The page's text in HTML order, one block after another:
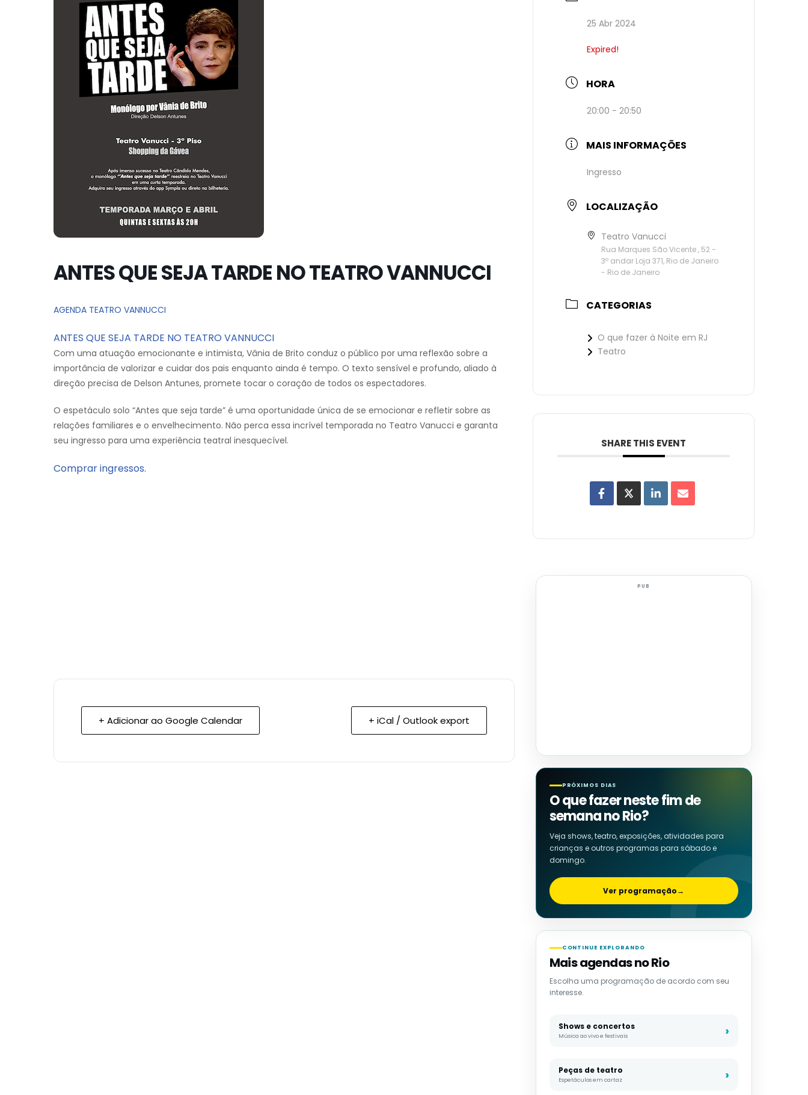
ANTES QUE SEJA TARDE NO TEATRO VANNUCCI
AGENDA TEATRO VANNUCCI
ANTES QUE SEJA TARDE NO TEATRO VANNUCCI
Com uma atuação emocionante e intimista, Vânia de Brito conduz o público por uma reflexão sobre a
importância de valorizar e cuidar dos pais enquanto ainda é tempo. O texto sensível e profundo, aliado à
direção precisa de Delson Antunes, promete tocar o coração de todos os espectadores.
O espetáculo solo “Antes que seja tarde” é uma oportunidade única de se emocionar e refletir sobre as
relações familiares e o envelhecimento. Não perca essa incrível temporada no Teatro Vanucci e garanta
seu ingresso para uma experiência teatral inesquecível.
Comprar ingressos.
+ Adicionar ao Google Calendar + iCal / Outlook export
25 Abr 2024
Expired!
HORA
20:00 - 20:50
MAIS INFORMAÇÕES
Ingresso
LOCALIZAÇÃO
Teatro Vanucci
Rua Marques São Vicente , 52 -
3º andar Loja 371, Rio de Janeiro
- Rio de Janeiro
CATEGORIAS
O que fazer à Noite em RJ
Teatro
SHARE THIS EVENT
PUB
PRÓXIMOS DIAS
O que fazer neste fim de
semana no Rio?
Veja shows, teatro, exposições, atividades para
crianças e outros programas para sábado e
domingo.
Ver programação→
CONTINUE EXPLORANDO
Mais agendas no Rio
Escolha uma programação de acordo com seu
interesse.
Shows e concertos
Música ao vivo e festivais
Peças de teatro
Espetáculos em cartaz